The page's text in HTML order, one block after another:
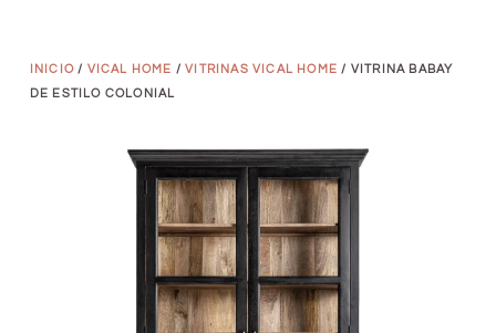
INICIO / VICAL HOME /VITRINAS VICAL HOME / VITRINA BABAY
DE ESTILO COLONIAL